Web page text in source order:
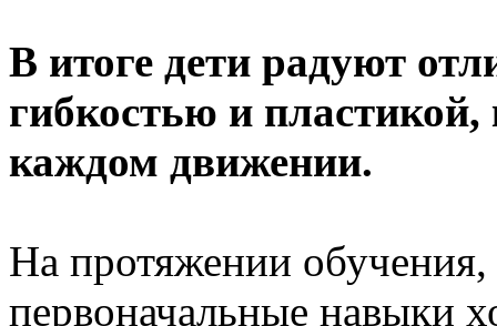
В итоге дети радуют
гибкостью и пластикой,
каждом движении.
На протяжении
первоначальные навыки